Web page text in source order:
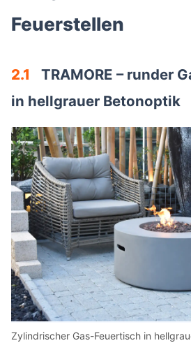
Feuerstellen
2.1
TRAMORE – runder
in hellgrauer Betonoptik
Zylindrischer Gas-Feuertisch in